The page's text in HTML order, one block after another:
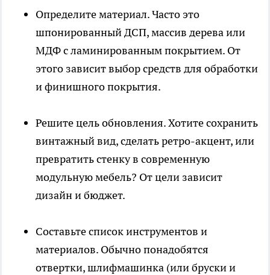
Определите материал. Часто это
шпонированный ДСП, массив дерева или
МДФ с ламинированным покрытием. От
этого зависит выбор средств для обработки
и финишного покрытия.
Решите цель обновления. Хотите сохранить
винтажный вид, сделать ретро-акцент, или
превратить стенку в современную
модульную мебель? От цели зависит
дизайн и бюджет.
Составьте список инструментов и
материалов. Обычно понадобятся
отвертки, шлифмашинка (или бруски и